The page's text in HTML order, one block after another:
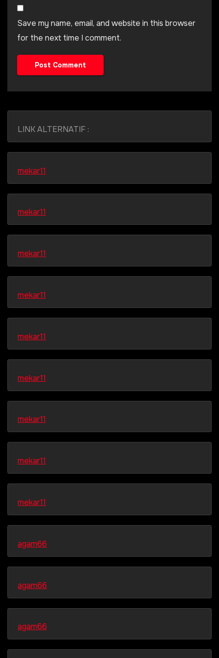
Save my name, email, and website in this browser
for the next time I comment.
LINK ALTERNATIF :
mekar11
mekar11
mekar11
mekar11
mekar11
mekar11
mekar11
mekar11
mekar11
agam66
agam66
agam66